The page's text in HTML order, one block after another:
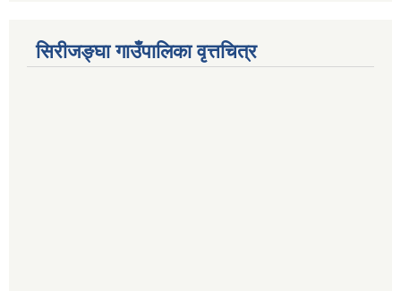
सिरीजङ्घा गाउँपालिका वृत्तचित्र